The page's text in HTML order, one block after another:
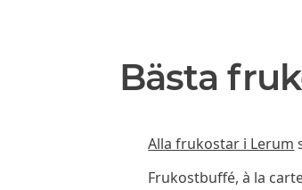
Bästa
Alla frukostar i Lerum
Frukostbuffé, à la